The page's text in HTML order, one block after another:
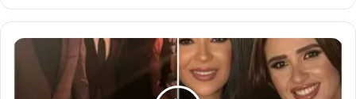
ياسمين
عبدالعزيز
تخطف
الأنظار